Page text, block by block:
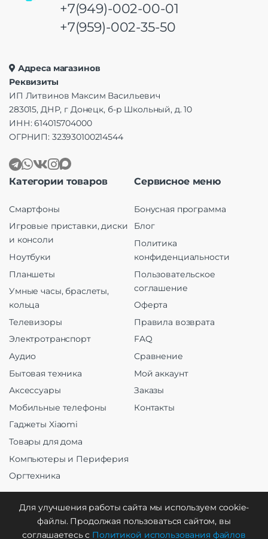
+7(949)-002-00-01
+7(959)-002-35-50
Адреса магазинов
Реквизиты
ИП Литвинов Максим Васильевич
283015, ДНР, г Донецк, б-р Школьный, д. 10
ИНН: 614015704000
ОГРНИП: 323930100214544
Категории товаров
Смартфоны
Игровые приставки, диски
и консоли
Ноутбуки
Планшеты
Умные часы, браслеты,
кольца
Телевизоры
Электротранспорт
Аудио
Бытовая техника
Аксессуары
Мобильные телефоны
Гаджеты Xiaomi
Товары для дома
Компьютеры и Периферия
Оргтехника
Сервисное меню
Бонусная программа
Блог
Политика
конфиденциальности
Пользовательское
соглашение
Оферта
Правила возврата
FAQ
Сравнение
Мой аккаунт
Заказы
Контакты
Создание и продвижение
Для улучшения работы сайта мы используем cookie-
файлы. Продолжая пользоваться сайтом, вы
соглашаетесь с Политикой использования файлов